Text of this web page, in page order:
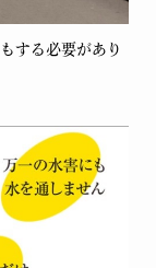
する必要があり